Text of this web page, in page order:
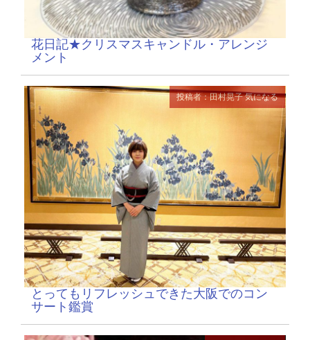
花日記★クリスマスキャンドル・アレンジ
メント
投稿者：田村晃子 気になる
とってもリフレッシュできた大阪でのコン
サート鑑賞